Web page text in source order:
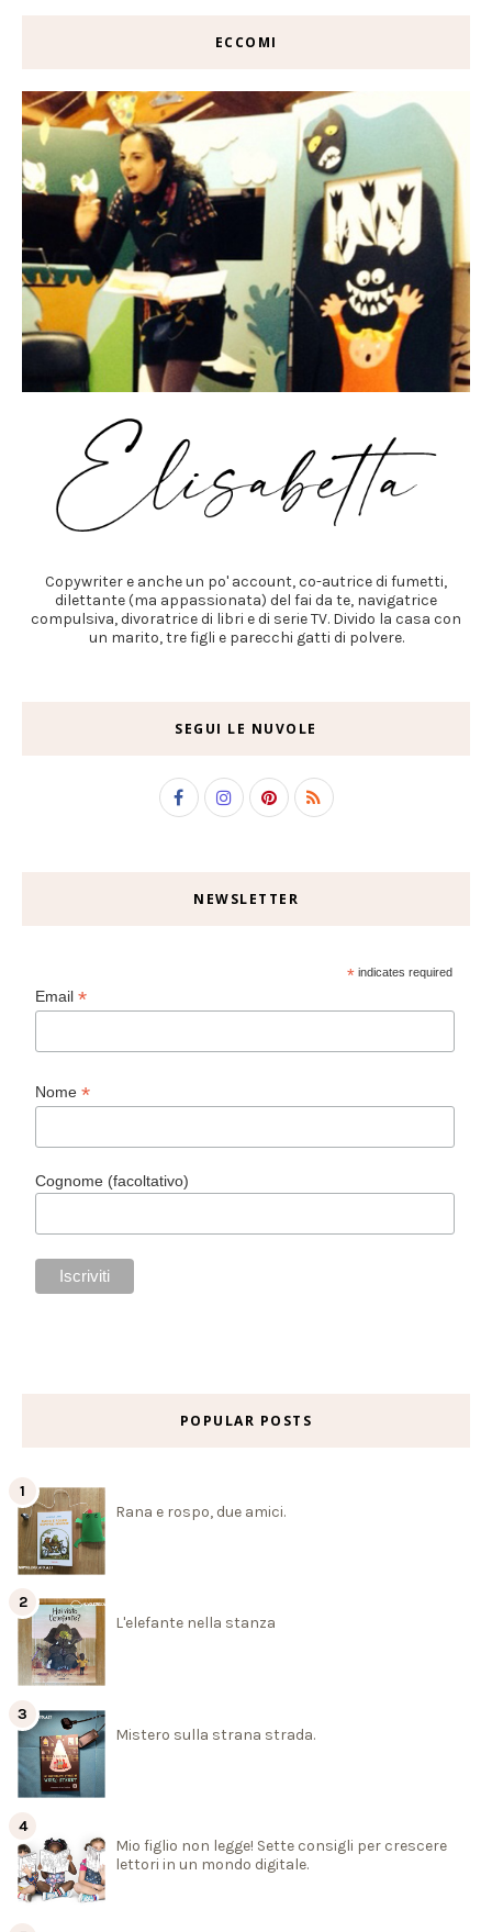
ECCOMI
Copywriter e anche un po' account, co-autrice di fumetti,
dilettante (ma appassionata) del fai da te, navigatrice
compulsiva, divoratrice di libri e di serie TV. Divido la casa con
un marito, tre figli e parecchi gatti di polvere.
SEGUI LE NUVOLE
NEWSLETTER
* indicates required
Email*
Nome*
Cognome (facoltativo)
POPULAR POSTS
Rana e rospo, due amici.
L'elefante nella stanza
Mistero sulla strana strada.
Mio figlio non legge! Sette consigli per crescere
lettori in un mondo digitale.